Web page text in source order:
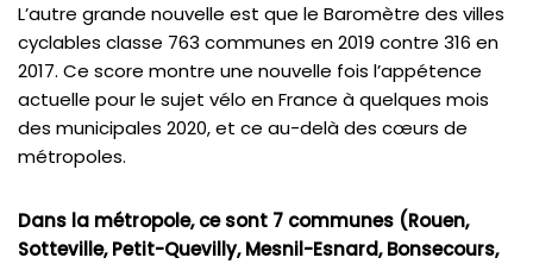
L’autre grande nouvelle est que le Baromètre des villes
cyclables classe 763 communes en 2019 contre 316 en
2017. Ce score montre une nouvelle fois l’appétence
actuelle pour le sujet vélo en France à quelques mois
des municipales 2020, et ce au-delà des cœurs de
métropoles.
Dans la métropole, ce sont 7 communes (Rouen,
Sotteville, Petit-Quevilly, Mesnil-Esnard, Bonsecours,